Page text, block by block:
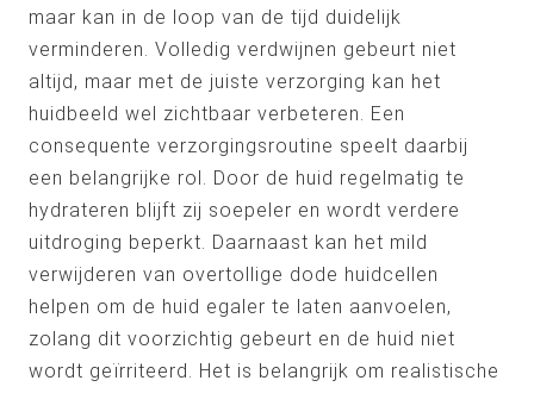
maar kan in de loop van de tijd duidelijk
verminderen. Volledig verdwijnen gebeurt niet
altijd, maar met de juiste verzorging kan het
huidbeeld wel zichtbaar verbeteren. Een
consequente verzorgingsroutine speelt daarbij
een belangrijke rol. Door de huid regelmatig te
hydrateren blijft zij soepeler en wordt verdere
uitdroging beperkt. Daarnaast kan het mild
verwijderen van overtollige dode huidcellen
helpen om de huid egaler te laten aanvoelen,
zolang dit voorzichtig gebeurt en de huid niet
wordt geïrriteerd. Het is belangrijk om realistische